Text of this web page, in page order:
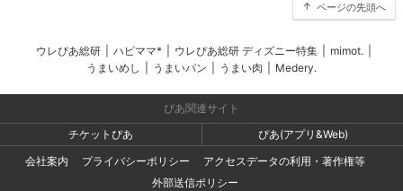
ページの先頭へ
ウレぴあ総研 ハピママ* ウレぴあ総研 ディズニー特集 mimot.
うまいめし
うまいパン うまい肉 Medery.
ぴあ関連サイト
チケットぴあ
ぴあ(アプリ&Web)
会社案内
プライバシーポリシー
アクセスデータの利用・著作権等
外部送信ポリシー